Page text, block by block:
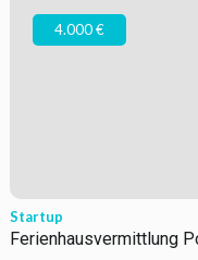
4.000 €
Startup
Ferienhausvermittlung